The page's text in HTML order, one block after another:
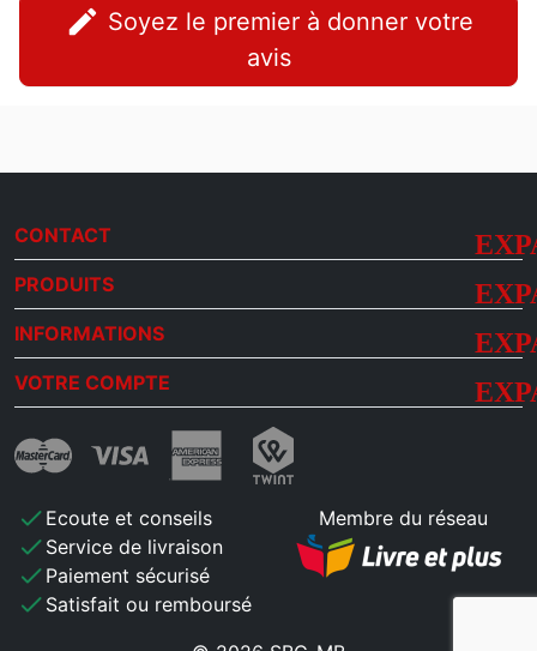
edit
avis
CONTACT
PRODUITS
INFORMATIONS
VOTRE COMPTE
check Ecoute et conseils
check Service de livraison
check Paiement sécurisé
check Satisfait ou remboursé
Membre du réseau